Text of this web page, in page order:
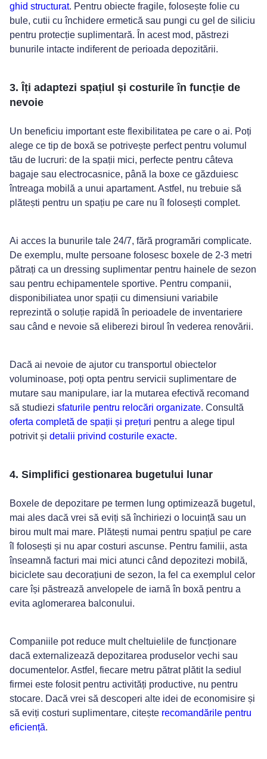
ghid structurat. Pentru obiecte fragile, folosește folie cu
bule, cutii cu închidere ermetică sau pungi cu gel de siliciu
pentru protecție suplimentară. În acest mod, păstrezi
bunurile intacte indiferent de perioada depozitării.
3. Îți adaptezi spațiul și costurile în funcție de
nevoie
Un beneficiu important este flexibilitatea pe care o ai. Poți
alege ce tip de boxă se potrivește perfect pentru volumul
tău de lucruri: de la spații mici, perfecte pentru câteva
bagaje sau electrocasnice, până la boxe ce găzduiesc
întreaga mobilă a unui apartament. Astfel, nu trebuie să
plătești pentru un spațiu pe care nu îl folosești complet.
Ai acces la bunurile tale 24/7, fără programări complicate.
De exemplu, multe persoane folosesc boxele de 2-3 metri
pătrați ca un dressing suplimentar pentru hainele de sezon
sau pentru echipamentele sportive. Pentru companii,
disponibiliatea unor spații cu dimensiuni variabile
reprezintă o soluție rapidă în perioadele de inventariere
sau când e nevoie să eliberezi biroul în vederea renovării.
Dacă ai nevoie de ajutor cu transportul obiectelor
voluminoase, poți opta pentru servicii suplimentare de
mutare sau manipulare, iar la mutarea efectivă recomand
să studiezi sfaturile pentru relocări organizate. Consultă
oferta completă de spații și prețuri pentru a alege tipul
potrivit și detalii privind costurile exacte.
4. Simplifici gestionarea bugetului lunar
Boxele de depozitare pe termen lung optimizează bugetul,
mai ales dacă vrei să eviți să închiriezi o locuință sau un
birou mult mai mare. Plătești numai pentru spațiul pe care
îl folosești și nu apar costuri ascunse. Pentru familii, asta
înseamnă facturi mai mici atunci când depozitezi mobilă,
biciclete sau decorațiuni de sezon, la fel ca exemplul celor
care își păstrează anvelopele de iarnă în boxă pentru a
evita aglomerarea balconului.
Companiile pot reduce mult cheltuielile de funcționare
dacă externalizează depozitarea produselor vechi sau
documentelor. Astfel, fiecare metru pătrat plătit la sediul
firmei este folosit pentru activități productive, nu pentru
stocare. Dacă vrei să descoperi alte idei de economisire și
să eviți costuri suplimentare, citește recomandările pentru
eficiență.